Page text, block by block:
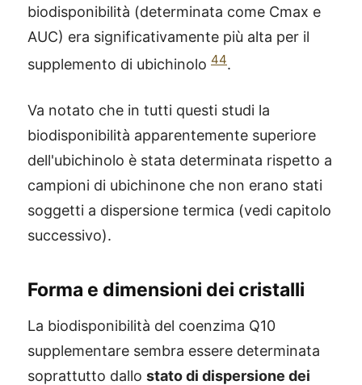
biodisponibilità (determinata come Cmax e
AUC) era significativamente più alta per il
supplemento di ubichinolo 44.
Va notato che in tutti questi studi la
biodisponibilità apparentemente superiore
dell'ubichinolo è stata determinata rispetto a
campioni di ubichinone che non erano stati
soggetti a dispersione termica (vedi capitolo
successivo).
Forma e dimensioni dei cristalli
La biodisponibilità del coenzima Q10
supplementare sembra essere determinata
soprattutto dallo stato di dispersione dei